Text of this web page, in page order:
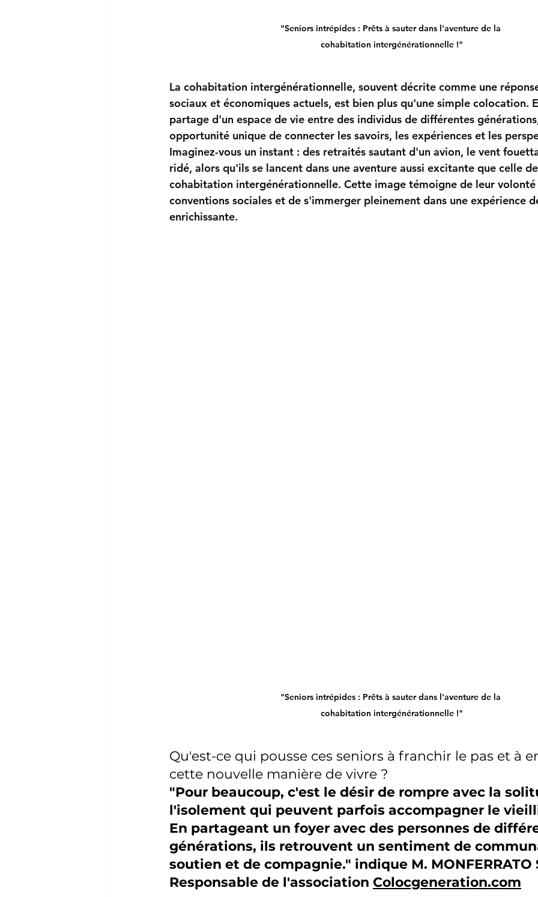
"Seniors intrépides : Prêts à sauter dans l'aventure de la
cohabitation intergénérationnelle !"
La cohabitation intergénérationnelle, souvent décrite comme une
sociaux et économiques actuels, est bien plus qu'une simple colocation.
partage d'un espace de vie entre des individus de différentes
opportunité unique de connecter les savoirs, les expériences et les
Imaginez-vous un instant : des retraités sautant d'un avion, le vent
ridé, alors qu'ils se lancent dans une aventure aussi excitante que celle
cohabitation intergénérationnelle. Cette image témoigne de leur
conventions sociales et de s'immerger pleinement dans une expérience
enrichissante.
"Seniors intrépides : Prêts à sauter dans l'aventure de la
cohabitation intergénérationnelle !"
Qu'est-ce qui pousse ces seniors à franchir le pas et à
cette nouvelle manière de vivre ?
"Pour beaucoup, c'est le désir de rompre avec la
l'isolement qui peuvent parfois accompagner le
En partageant un foyer avec des personnes de
générations, ils retrouvent un sentiment de
soutien et de compagnie." indique M. MONFERRATO
Responsable de l'association Colocgeneration.com